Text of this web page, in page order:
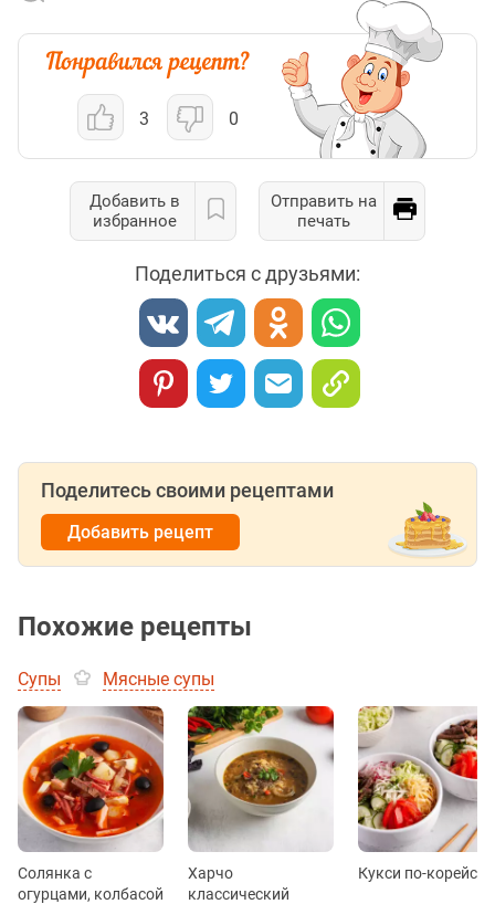
3 0
Добавить в
избранное
Отправить на
печать
Поделиться с друзьями:
Поделитесь своими рецептами
Добавить рецепт
Похожие рецепты
Супы Мясные супы
Солянка с
огурцами, колбасой
Харчо
классический
Кукси по-корейски